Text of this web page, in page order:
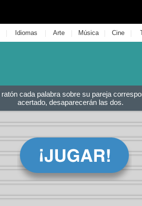
| Idiomas | Arte | Música | Cine |
cada palabra sobre su pareja
acertado, desaparecerán las dos.